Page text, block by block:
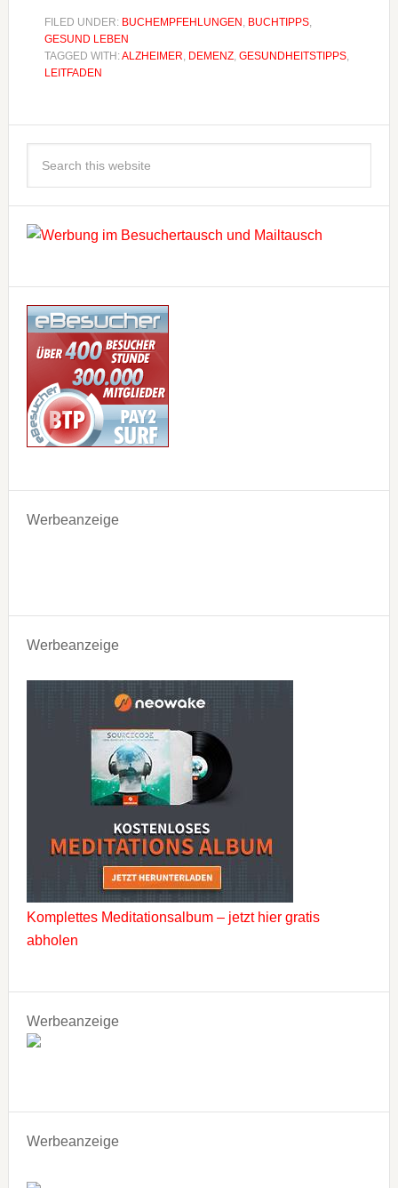
FILED UNDER: BUCHEMPFEHLUNGEN , BUCHTIPPS,
GESUND LEBEN
TAGGED WITH:ALZHEIMER, DEMENZ, GESUNDHEITSTIPPS,
LEITFADEN
Werbeanzeige
Werbeanzeige
Komplettes Meditationsalbum – jetzt hier gratis
abholen
Werbeanzeige
Werbeanzeige